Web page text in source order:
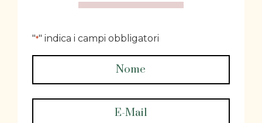
"*" indica i campi obbligatori
Nome